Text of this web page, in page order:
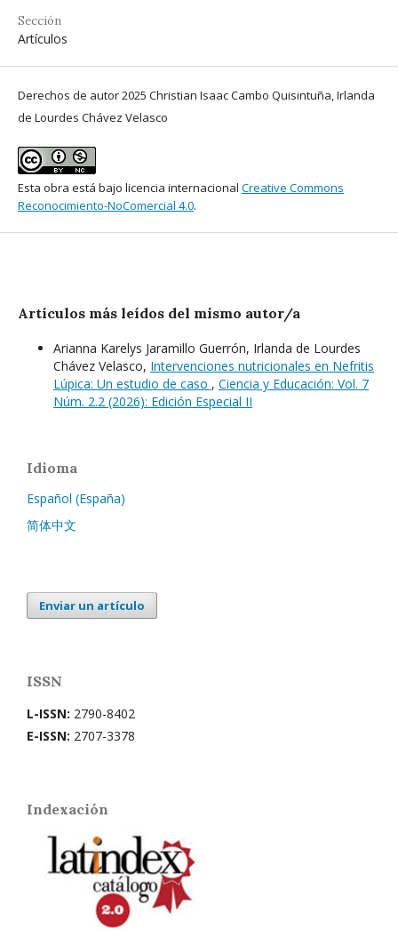
Sección
Artículos
Derechos de autor 2025 Christian Isaac Cambo Quisintuña, Irlanda
de Lourdes Chávez Velasco
Esta obra está bajo licencia internacional Creative Commons
Reconocimiento-NoComercial 4.0.
Artículos más leídos del mismo autor/a
Arianna Karelys Jaramillo Guerrón, Irlanda de Lourdes
Chávez Velasco, Intervenciones nutricionales en Nefritis
Lúpica: Un estudio de caso , Ciencia y Educación: Vol. 7
Núm. 2.2 (2026): Edición Especial II
Idioma
Español (España)
简体中文
Enviar un artículo
ISSN
L-ISSN: 2790-8402
E-ISSN: 2707-3378
Indexación